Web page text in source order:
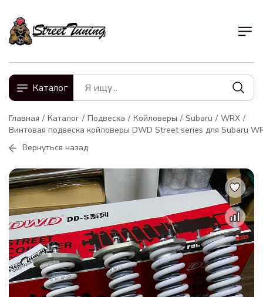
Каталог
Главная Каталог Подвеска Койловеры Subaru
WRX
Винтовая подвеска койловеры DWD Street series для Subaru
Вернуться назад